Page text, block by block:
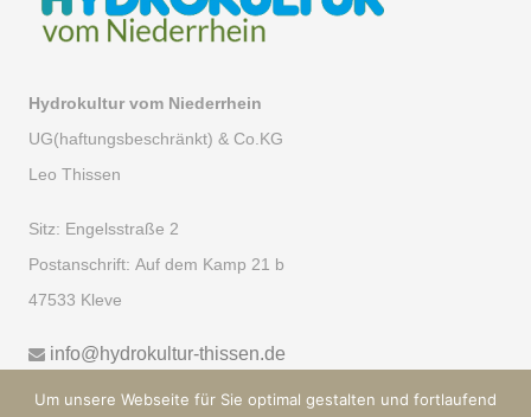
Hydrokultur vom Niederrhein
UG(haftungsbeschränkt) & Co.KG
Leo Thissen
Sitz: Engelsstraße 2
Postanschrift: Auf dem Kamp 21 b
47533 Kleve
info@hydrokultur-thissen.de
Um unsere Webseite für Sie optimal gestalten und fortlaufend